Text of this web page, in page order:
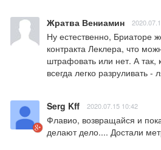
Жратва Вениамин
Ну естественно, Бриаторе
контракта Леклера, что
штрафовать или нет. А так,
всегда легко разруливать -
Serg Kff 2020.07.15 10:42
Флавио, возвращайся и
делают дело.... Достали